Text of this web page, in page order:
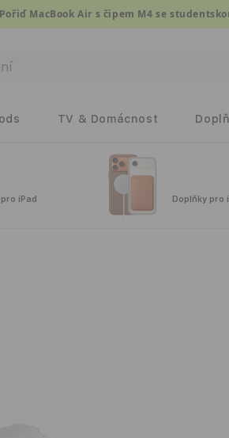
Pořiď MacBook Air s čipem M4 se
TV & Domácnost
iPad Doplňky pro